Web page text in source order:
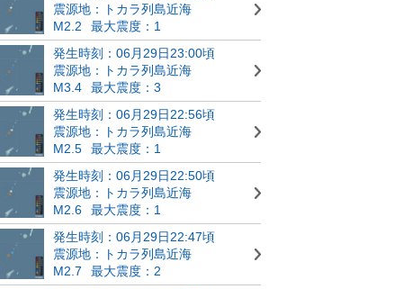
震源地：トカラ列島近海
M2.2
最大震度：1
発生時刻：06月29日23:00頃
震源地：トカラ列島近海
M3.4
最大震度：3
発生時刻：06月29日22:56頃
震源地：トカラ列島近海
M2.5
最大震度：1
発生時刻：06月29日22:50頃
震源地：トカラ列島近海
M2.6
最大震度：1
発生時刻：06月29日22:47頃
震源地：トカラ列島近海
M2.7
最大震度：2